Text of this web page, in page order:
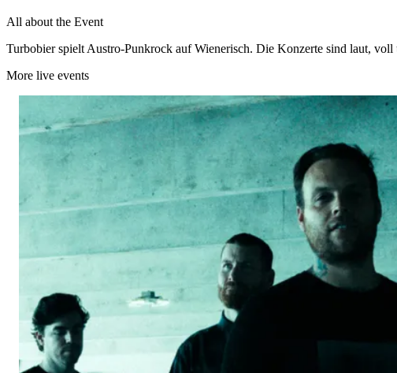
All about the Event
Turbobier spielt Austro-Punkrock auf Wienerisch. Die Konzerte sind laut,
More live events